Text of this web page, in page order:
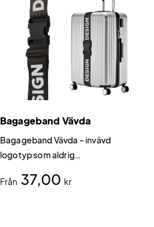
Bagageband Vävda
Bagageband Vävda – invävd
logotyp som aldrig
vårt mest exklusiva bagageband
Från 37,00 kr